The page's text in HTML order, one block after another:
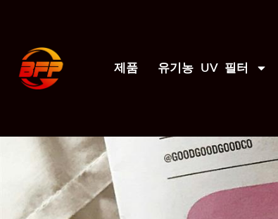
제품 유기농 UV 필터